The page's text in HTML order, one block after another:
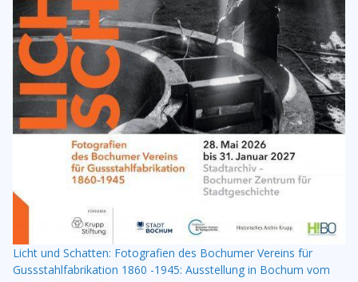
Licht und Schatten: Fotografien des Bochumer Vereins für
Gussstahlfabrikation 1860 -1945: Ausstellung in Bochum vom